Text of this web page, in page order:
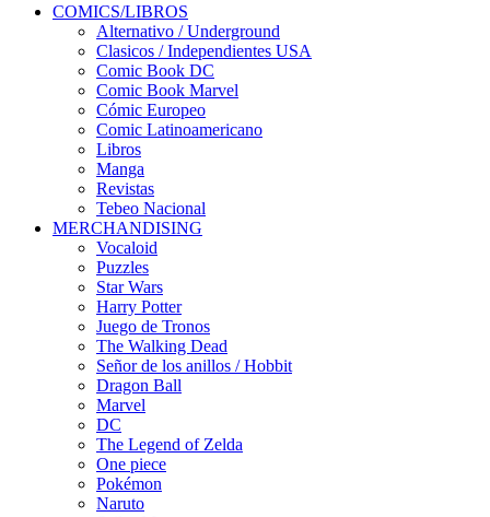
COMICS/LIBROS
Alternativo / Underground
Clasicos / Independientes USA
Comic Book DC
Comic Book Marvel
Cómic Europeo
Comic Latinoamericano
Libros
Manga
Revistas
Tebeo Nacional
MERCHANDISING
Vocaloid
Puzzles
Star Wars
Harry Potter
Juego de Tronos
The Walking Dead
Señor de los anillos / Hobbit
Dragon Ball
Marvel
DC
The Legend of Zelda
One piece
Pokémon
Naruto